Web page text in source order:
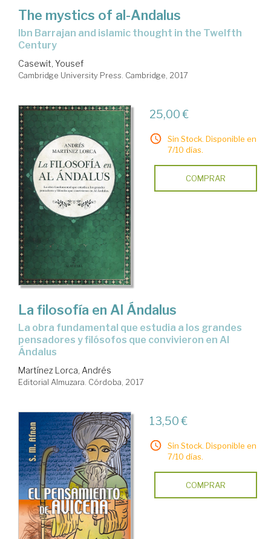
The mystics of al-Andalus
Ibn Barrajan and islamic thought in the Twelfth
Century
Casewit, Yousef
Cambridge University Press. Cambridge, 2017
25,00 €
Sin Stock. Disponible en
7/10 días.
COMPRAR
La filosofía en Al Ándalus
la obra fundamental que estudia a los grandes
pensadores y filósofos que convivieron en Al
Ándalus
Martínez Lorca, Andrés
Editorial Almuzara. Córdoba, 2017
13,50 €
Sin Stock. Disponible en
7/10 días.
COMPRAR